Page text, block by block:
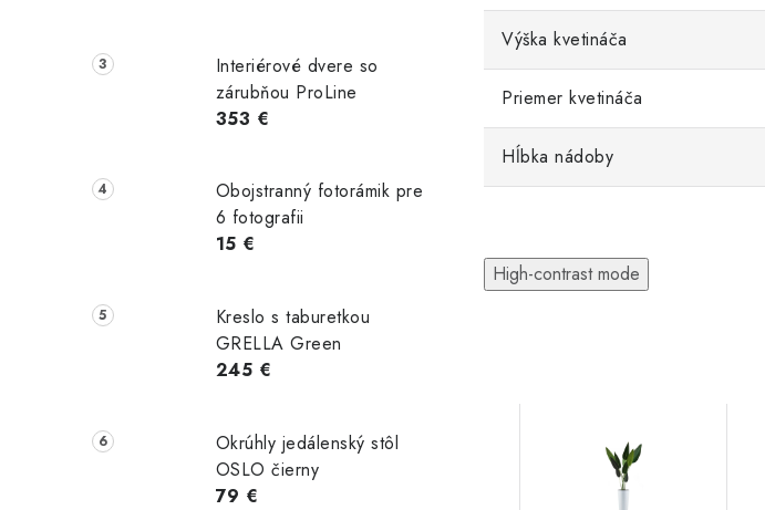
Interiérové dvere so
zárubňou ProLine
353 €
Obojstranný fotorámik pre
6 fotografii
15 €
Kreslo s taburetkou
GRELLA Green
245 €
Okrúhly jedálenský stôl
OSLO čierny
79 €
Výška kvetináča
Priemer kvetináča
Hĺbka nádoby
High-contrast mode